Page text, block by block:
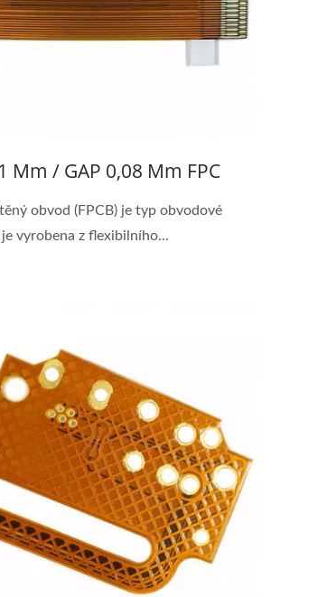
Mm / GAP 0,08 Mm FPC
obvod (FPCB) je typ obvodové
vyrobena z flexibilního...